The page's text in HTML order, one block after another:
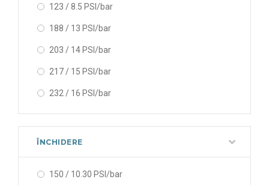
123 / 8.5 PSI/bar
188 / 13 PSI/bar
203 / 14 PSI/bar
217 / 15 PSI/bar
232 / 16 PSI/bar
25 / 1.7 PSI/bar
250 / 17.23 PSI/bar
275 / 19 PSI/bar
ÎNCHIDERE
150 / 10.30 PSI/bar